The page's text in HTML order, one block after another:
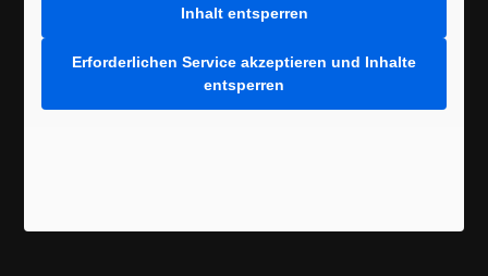
Inhalt entsperren
Erforderlichen Service akzeptieren und Inhalte
entsperren